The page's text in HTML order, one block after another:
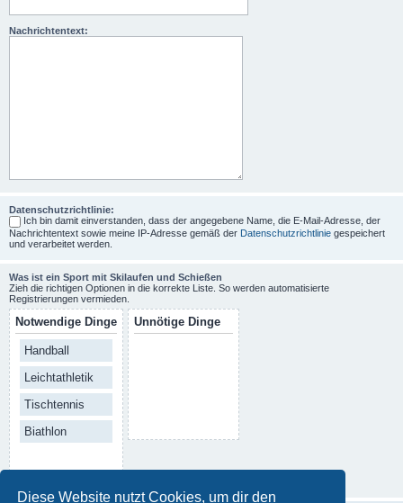
Diese Website nutzt Cookies, um dir den
Nachrichtentext:
Datenschutzrichtlinie:
Ich bin damit einverstanden, dass der angegebene Name, die E-Mail-Adresse, der
Nachrichtentext sowie meine IP-Adresse gemäß der Datenschutzrichtlinie gespeichert
und verarbeitet werden.
Was ist ein Sport mit Skilaufen und Schießen
Zieh die richtigen Optionen in die korrekte Liste. So werden automatisierte
Registrierungen vermieden.
Notwendige Dinge
Handball
Leichtathletik
Tischtennis
Biathlon
Unnötige Dinge